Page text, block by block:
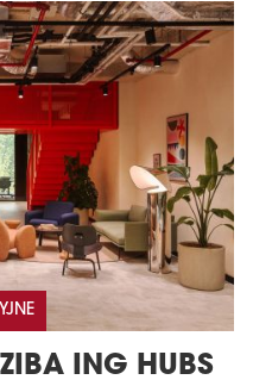
ING HUBS